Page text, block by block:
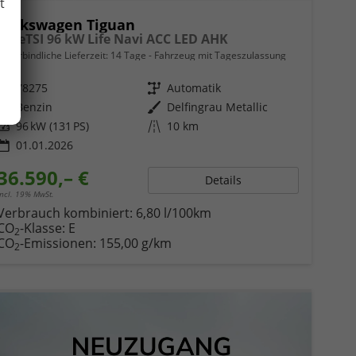
Volkswagen Tiguan
1.5 eTSI 96 kW Life Navi ACC LED AHK
unverbindliche Lieferzeit: 14 Tage Fahrzeug mit Tageszulassung
78275 Getriebe Automatik
Benzin Außenfarbe Delfingrau Metallic
Leistung 96 kW (131 PS) Kilometerstand 10 km
01.01.2026
€
19% MwSt.
Details
kombiniert: 6,80 l/100km
2-Klasse: E
2-Emissionen: 155,00 g/km